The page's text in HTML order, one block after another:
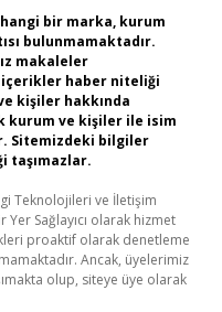
bir marka, kurum
bulunmamaktadır.
makaleler
içerikler haber niteliği
kişiler hakkında
kurum ve kişiler ile isim
Sitemizdeki bilgiler
taşımazlar.
Teknolojileri ve İletişim
Yer Sağlayıcı olarak hizmet
proaktif olarak denetleme
Ancak, üyelerimiz
olup, siteye üye olarak